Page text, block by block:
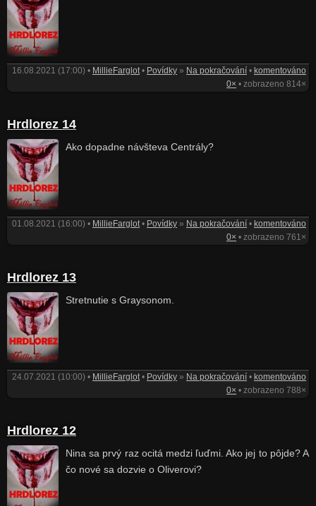
16.08.2021 (17:00) • MillieFarglot• Povídky » Na pokračování • komentováno
0× • zobrazeno 814×
Hrdlorez 14
Ako dopadne návšteva Centrály?
01.08.2021 (16:00) • MillieFarglot• Povídky » Na pokračování • komentováno
0× • zobrazeno 761×
Hrdlorez 13
Stretnutie s Graysonom.
24.07.2021 (10:00) • MillieFarglot• Povídky » Na pokračování • komentováno
0× • zobrazeno 788×
Hrdlorez 12
Nina sa prvý raz ocitá medzi ľuďmi. Ako jej to pôjde? A
čo nové sa dozvie o Oliverovi?